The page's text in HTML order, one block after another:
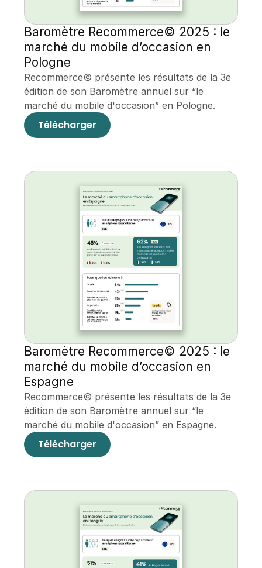
Baromètre Recommerce© 2025 : le
marché du mobile d’occasion en
Pologne
Recommerce© présente les résultats de la 3e
édition de son Baromètre annuel sur “le
marché du mobile d'occasion” en Pologne.
Télécharger
Baromètre Recommerce© 2025 : le
marché du mobile d’occasion en
Espagne
Recommerce© présente les résultats de la 3e
édition de son Baromètre annuel sur “le
marché du mobile d'occasion” en Espagne.
Télécharger